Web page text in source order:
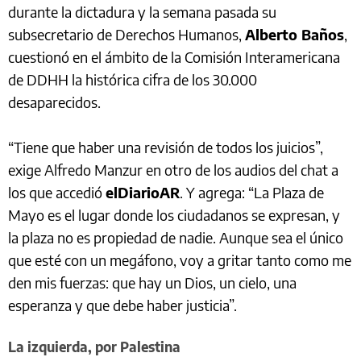
durante la dictadura y la semana pasada su
subsecretario de Derechos Humanos, Alberto Baños,
cuestionó en el ámbito de la Comisión Interamericana
de DDHH la histórica cifra de los 30.000
desaparecidos.
“Tiene que haber una revisión de todos los juicios”,
exige Alfredo Manzur en otro de los audios del chat a
los que accedióelDiarioAR. Y agrega: “La Plaza de
Mayo es el lugar donde los ciudadanos se expresan, y
la plaza no es propiedad de nadie. Aunque sea el único
que esté con un megáfono, voy a gritar tanto como me
den mis fuerzas: que hay un Dios, un cielo, una
esperanza y que debe haber justicia”.
La izquierda, por Palestina